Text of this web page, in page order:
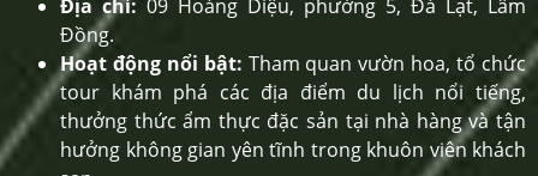
Địa chỉ: 09 Hoàng Diệu, phường 5, Đà Lạt, Lâm
Đồng.
Hoạt động nổi bật: Tham quan vườn hoa, tổ chức
tour khám phá các địa điểm du lịch nổi tiếng,
thưởng thức ẩm thực đặc sản tại nhà hàng và tận
hưởng không gian yên tĩnh trong khuôn viên khách